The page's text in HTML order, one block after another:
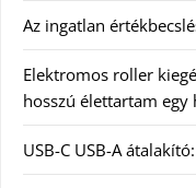
Az ingatlan
Elektromos roller
hosszú élettartam egy
USB-C USB-A